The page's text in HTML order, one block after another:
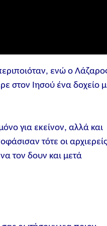
ενώ ο
στον Ιησού ένα δοχείο
για εκείνον, αλλά και
τότε οι αρχιερείς
τον δουν και μετά